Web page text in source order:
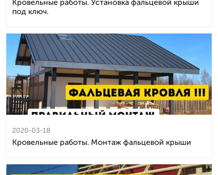
Кровельные работы. Установка фальцевой крыши
под ключ.
2020-03-18
Кровельные работы. Монтаж фальцевой крыши